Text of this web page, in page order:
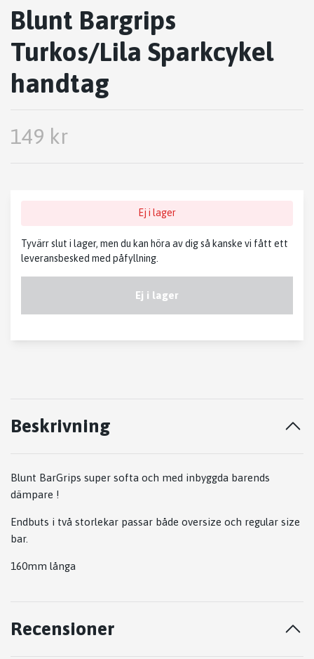
Blunt Bargrips
Turkos/Lila Sparkcykel
handtag
149 kr
Ej i lager
Tyvärr slut i lager, men du kan höra av dig så kanske vi fått ett
leveransbesked med påfyllning.
Ej i lager
Beskrivning
Blunt BarGrips super softa och med inbyggda barends
dämpare !
Endbuts i två storlekar passar både oversize och regular size
bar.
160mm långa
Recensioner